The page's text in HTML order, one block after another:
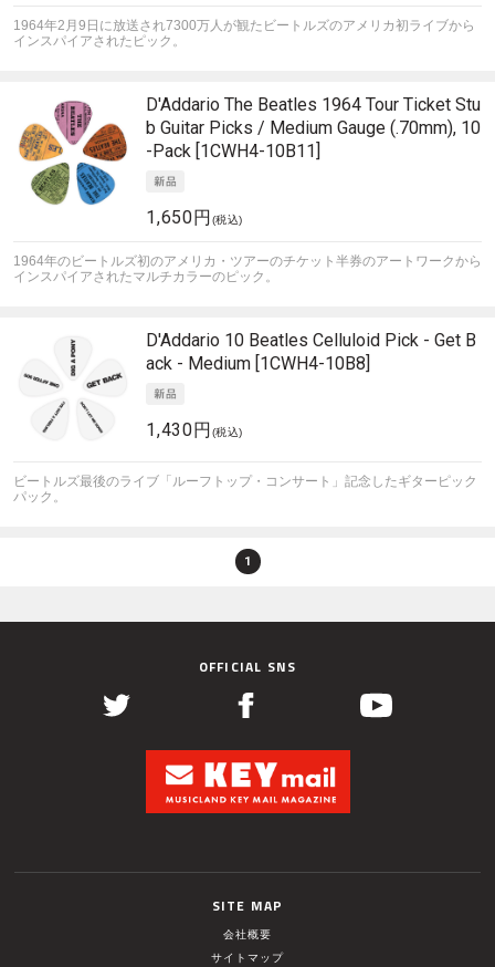
1964年2月9日に放送され7300万人が観たビートルズのアメリカ初ライブから
インスパイアされたピック。
D'Addario The Beatles 1964 Tour Ticket Stu
b Guitar Picks / Medium Gauge (.70mm), 10
-Pack [1CWH4-10B11]
1,650円 (税込)
1964年のビートルズ初のアメリカ・ツアーのチケット半券のアートワークから
インスパイアされたマルチカラーのピック。
D'Addario 10 Beatles Celluloid Pick - Get B
ack - Medium [1CWH4-10B8]
1,430円 (税込)
ビートルズ最後のライブ「ルーフトップ・コンサート」記念したギターピック
パック。
1
OFFICIAL SNS
SITE MAP
会社概要
サイトマップ